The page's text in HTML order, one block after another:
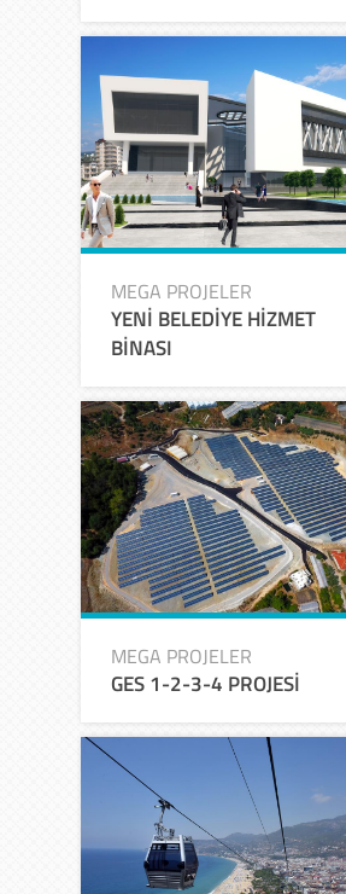
MEGA PROJELER
YENİ BELEDİYE HİZMET
BİNASI
MEGA PROJELER
GES 1-2-3-4 PROJESİ